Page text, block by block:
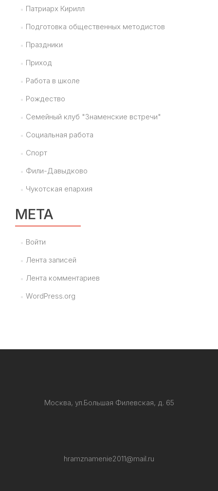
Патриарх Кирилл
Подготовка общественных методистов
Праздники
Приход
Работа в школе
Рождество
Семейный клуб "Знаменские встречи"
Социальная работа
Спорт
Фили-Давыдково
Чукотская епархия
МЕТА
Войти
Лента записей
Лента комментариев
WordPress.org
Москва, ул.Большая Филевская, д. 65
hramznamenie2011@mail.ru